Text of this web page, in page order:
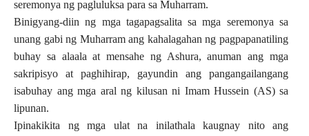
seremonya ng pagluluksa para sa Muharram.
Binigyang-diin ng mga tagapagsalita sa mga seremonya sa
unang gabi ng Muharram ang kahalagahan ng pagpapanatiling
buhay sa alaala at mensahe ng Ashura, anuman ang mga
sakripisyo at paghihirap, gayundin ang pangangailangang
isabuhay ang mga aral ng kilusan ni Imam Hussein (AS) sa
lipunan.
Ipinakikita ng mga ulat na inilathala kaugnay nito ang